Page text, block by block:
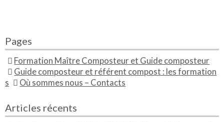
Pages
Formation Maître Composteur et Guide composteur
Guide composteur et référent compost : les formation
s
Où sommes nous – Contacts
Articles récents